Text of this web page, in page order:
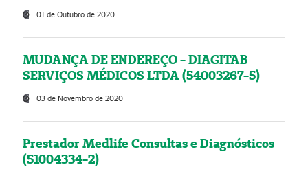
01 de Outubro de 2020
MUDANÇA DE ENDEREÇO - DIAGITAB
SERVIÇOS MÉDICOS LTDA (54003267-5)
03 de Novembro de 2020
Prestador Medlife Consultas e Diagnósticos
(51004334-2)